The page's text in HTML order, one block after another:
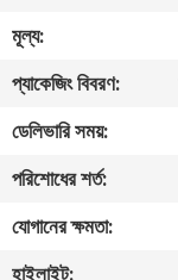
মান
নিয়ন্ত্রণ
করুন
মূল্য:
প্যাকেজিং বিবরণ:
ডেলিভারি সময়:
পরিশোধের শর্ত:
যোগানের ক্ষমতা:
হাইলাইট: